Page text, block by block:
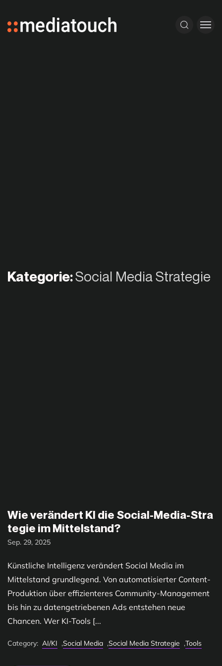
Kategorie:Social Media Strategie
Wie verändert KI die Social-Media-Stra
tegie im Mittelstand?
Sep. 29, 2025
Künstliche Intelligenz verändert Social Media im
Mittelstand grundlegend. Von automatisierter Content-
Produktion über effizienteres Community-Management
bis hin zu datengetriebenen Ads entstehen neue
Chancen. Wer KI-Tools [...
Category: AI/KI ,Social Media ,Social Media Strategie ,Tools